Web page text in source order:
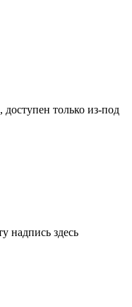
доступен только из-под
надпись здесь